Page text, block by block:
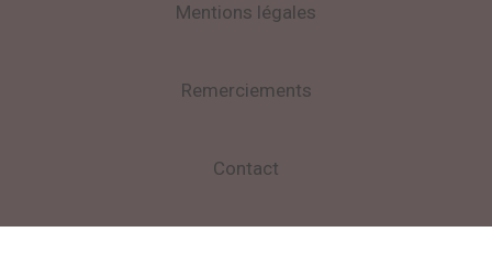
Mentions légales
Remerciements
Contact